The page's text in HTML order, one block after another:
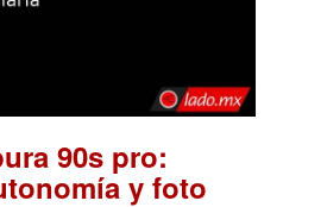
90s pro:
y foto